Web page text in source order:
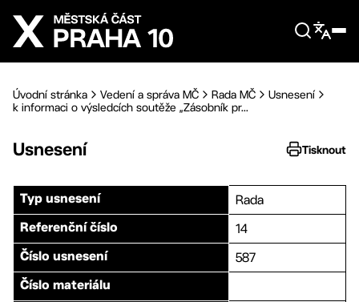
Přejít na hlavní obsah
Úvodní stránka Vedení a správa MČ Rada MČ
Usnesení
k informaci o výsledcích soutěže „Zásobník pr...
Usnesení Tisknout
Typ usnesení Rada
Referenční číslo 14
Číslo usnesení 587
Číslo materiálu